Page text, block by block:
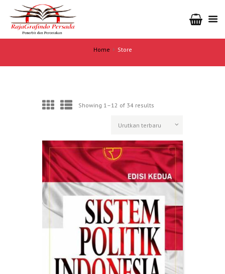
Home Store
Showing 1–12 of 34 results